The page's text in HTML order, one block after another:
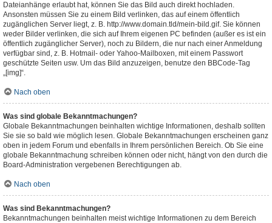
Dateianhänge erlaubt hat, können Sie das Bild auch direkt hochladen.
Ansonsten müssen Sie zu einem Bild verlinken, das auf einem öffentlich
zugänglichen Server liegt, z. B. http://www.domain.tld/mein-bild.gif. Sie können
weder Bilder verlinken, die sich auf Ihrem eigenen PC befinden (außer es ist ein
öffentlich zugänglicher Server), noch zu Bildern, die nur nach einer Anmeldung
verfügbar sind, z. B. Hotmail- oder Yahoo-Mailboxen, mit einem Passwort
geschützte Seiten usw. Um das Bild anzuzeigen, benutze den BBCode-Tag
„[img]“.
Nach oben
Was sind globale Bekanntmachungen?
Globale Bekanntmachungen beinhalten wichtige Informationen, deshalb sollten
Sie sie so bald wie möglich lesen. Globale Bekanntmachungen erscheinen ganz
oben in jedem Forum und ebenfalls in Ihrem persönlichen Bereich. Ob Sie eine
globale Bekanntmachung schreiben können oder nicht, hängt von den durch die
Board-Administration vergebenen Berechtigungen ab.
Nach oben
Was sind Bekanntmachungen?
Bekanntmachungen beinhalten meist wichtige Informationen zu dem Bereich